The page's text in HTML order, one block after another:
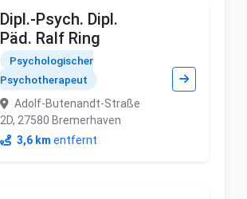
Dipl.-Psych. Dipl.
Päd. Ralf Ring
Psychologischer
Psychotherapeut
Adolf-Butenandt-Straße
2D, 27580 Bremerhaven
3,6 km entfernt